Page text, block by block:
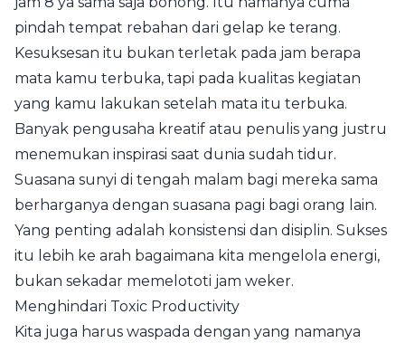
pindah tempat rebahan dari gelap ke terang.
Kesuksesan itu bukan terletak pada jam berapa
mata kamu terbuka, tapi pada kualitas kegiatan
yang kamu lakukan setelah mata itu terbuka.
Banyak pengusaha kreatif atau penulis yang justru
menemukan inspirasi saat dunia sudah tidur.
Suasana sunyi di tengah malam bagi mereka sama
berharganya dengan suasana pagi bagi orang lain.
Yang penting adalah konsistensi dan disiplin. Sukses
itu lebih ke arah bagaimana kita mengelola energi,
bukan sekadar memelototi jam weker.
Menghindari Toxic Productivity
Kita juga harus waspada dengan yang namanya